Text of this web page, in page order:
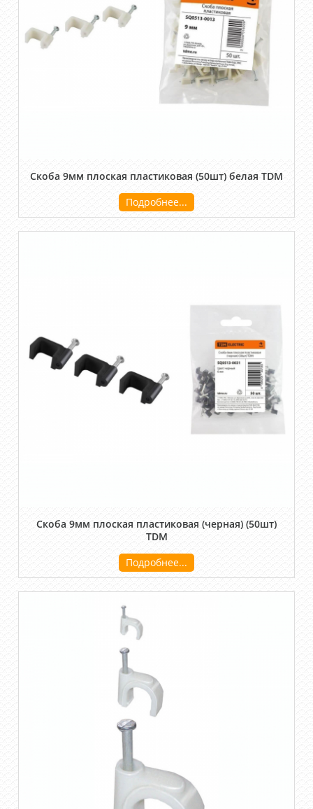
Скоба 9мм плоская пластиковая (50шт) белая TDM
Подробнее...
Скоба 9мм плоская пластиковая (черная) (50шт)
TDM
Подробнее...